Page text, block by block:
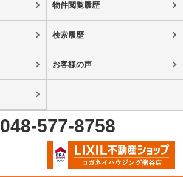
物件閲覧履歴
検索履歴
お客様の声
048-577-8758